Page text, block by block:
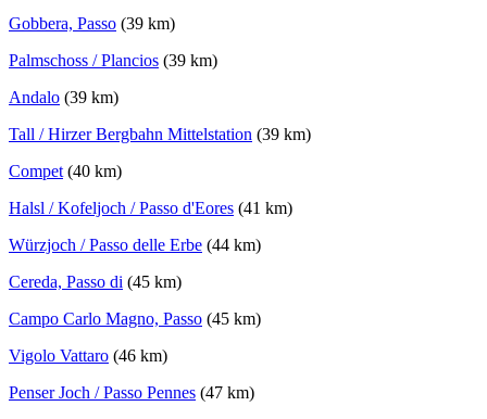
Gobbera, Passo (39 km)
Palmschoss / Plancios (39 km)
Andalo (39 km)
Tall / Hirzer Bergbahn Mittelstation (39 km)
Compet(40 km)
Halsl / Kofeljoch / Passo d'Eores (41 km)
Würzjoch / Passo delle Erbe (44 km)
Cereda, Passo di (45 km)
Campo Carlo Magno, Passo (45 km)
Vigolo Vattaro (46 km)
Penser Joch / Passo Pennes (47 km)